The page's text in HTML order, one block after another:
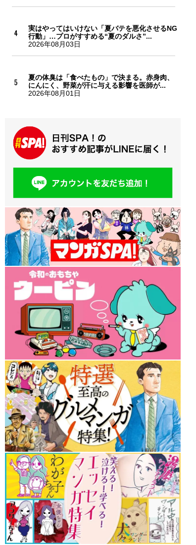
実はやってはいけない「夏バテを悪化させるNG
行動」…プロがすすめる“夏のダルさ”...
2026年08月03日
夏の体臭は「食べたもの」で決まる。赤身肉、
にんにく、野菜が汗に与える影響を医師が...
2026年08月01日